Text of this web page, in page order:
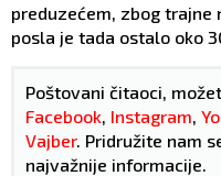
preduzećem, zbog trajne
posla je tada ostalo oko
Poštovani čitaoci,
Facebook Instagram
Vajber. Pridružite nam
najvažnije informacije.